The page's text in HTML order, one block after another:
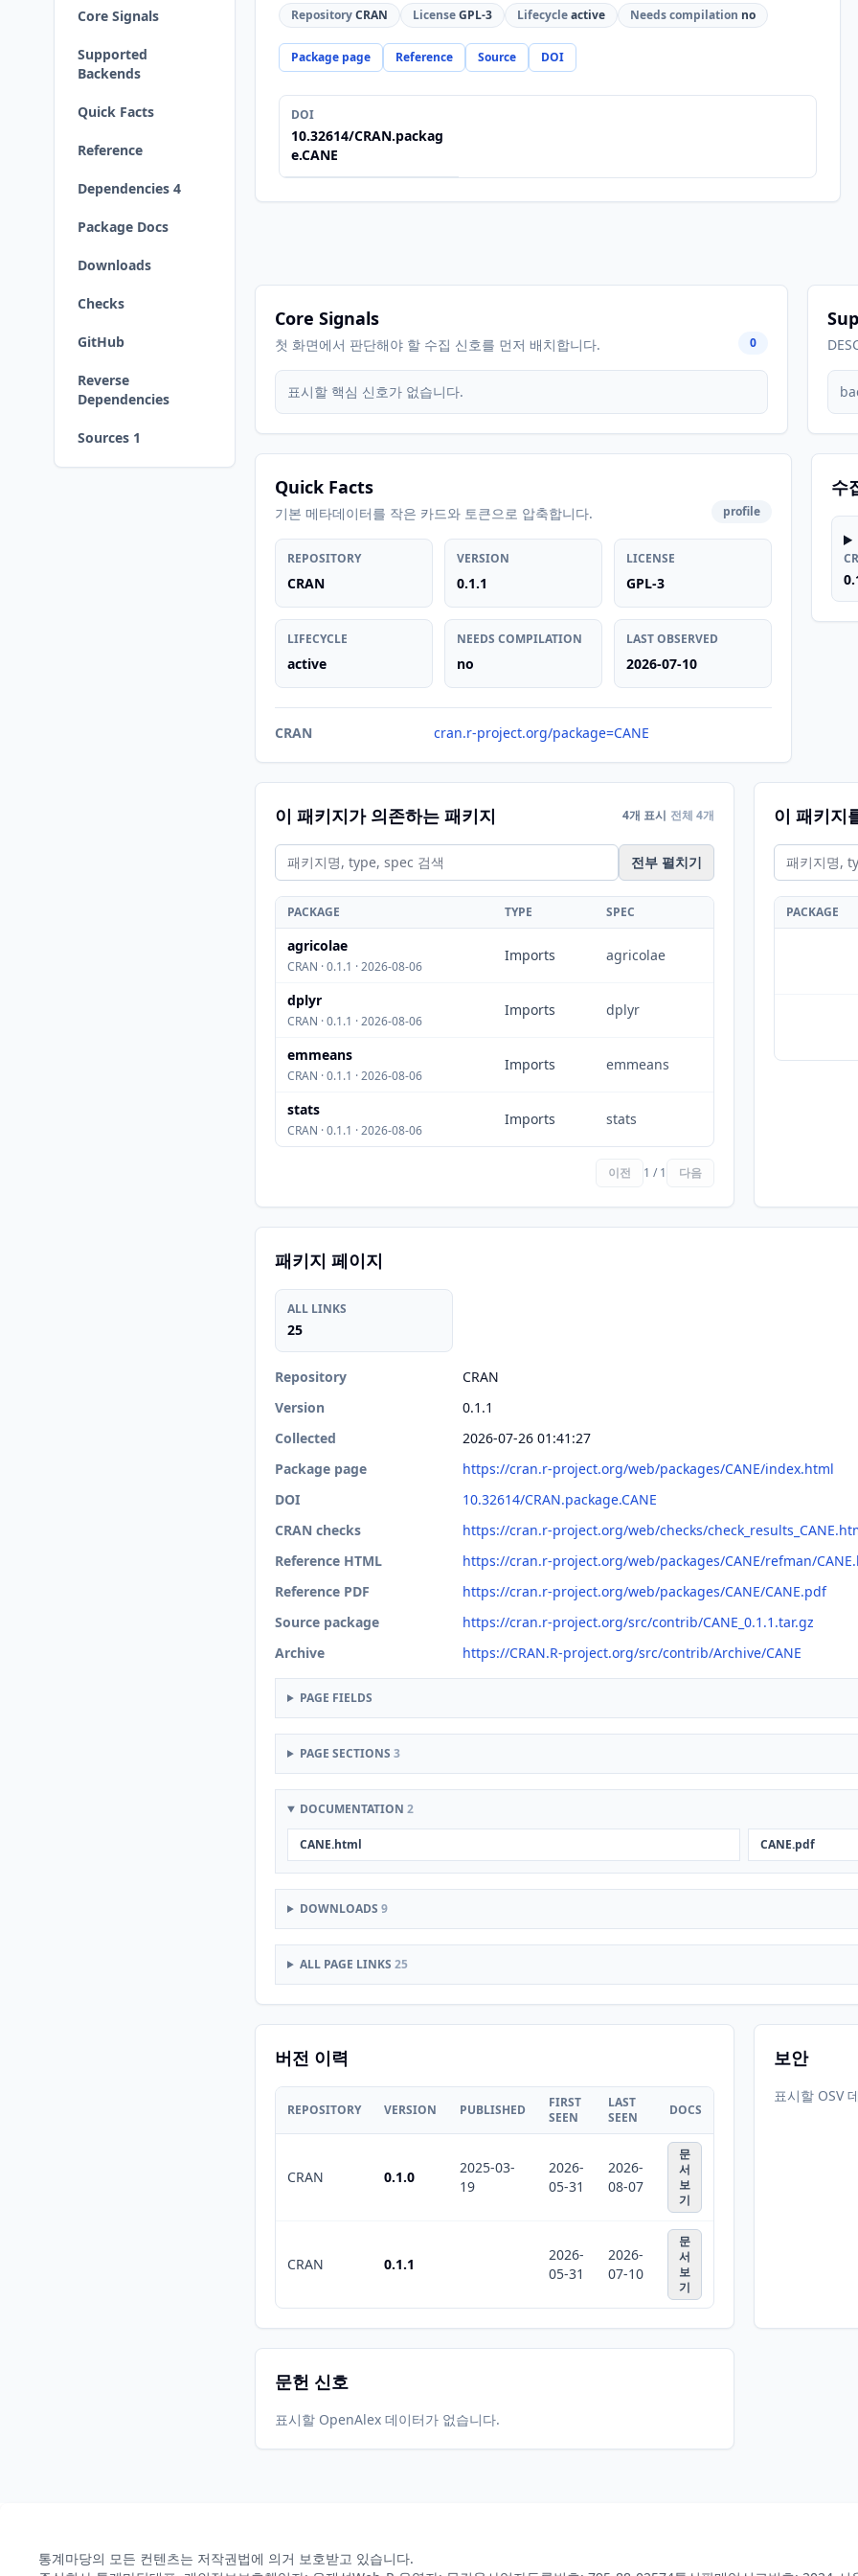
Core Signals
Supported
Backends
Quick Facts
Reference
Dependencies 4
Package Docs
Downloads
Checks
GitHub
Reverse
Dependencies
Sources 1
RepositoryCRAN LicenseGPL-3 Lifecycleactive Needs compilation no
Package page Reference Source DOI
DOI
10.32614/CRAN.packag
e.CANE
Core Signals
첫 화면에서 판단해야 할 수집 신호를 먼저 배치합니다. 0
표시할 핵심 신호가 없습니다.
Quick Facts
기본 메타데이터를 작은 카드와 토큰으로 압축합니다. profile
REPOSITORY
CRAN
VERSION
0.1.1
LICENSE
GPL-3
LIFECYCLE
active
NEEDS COMPILATION
no
LAST OBSERVED
2026-07-10
CRAN cran.r-project.org/package=CANE
수
이 패키지가 의존하는 패키지 4개 표시 전체 4개
전부 펼치기
PACKAGE TYPE SPEC
agricolae
CRAN · 0.1.1 · 2026-08-06
Imports agricolae
dplyr
CRAN · 0.1.1 · 2026-08-06
Imports dplyr
emmeans
CRAN · 0.1.1 · 2026-08-06
Imports emmeans
stats
CRAN · 0.1.1 · 2026-08-06
Imports stats
이전 1 / 1 다음
이 패키지
PACKAGE
패키지 페이지
ALL LINKS
25
Repository
CRAN
Version
0.1.1
Collected
2026-07-26 01:41:27
Package page
https://cran.r-project.org/web/packages/CANE/index.html
DOI
10.32614/CRAN.package.CANE
CRAN checks
https://cran.r-project.org/web/checks/
Reference HTML
https://cran.r-project.org/web/packages/CANE/refman/
Reference PDF
https://cran.r-project.org/web/packages/CANE/CANE.pdf
Source package
https://cran.r-project.org/src/contrib/CANE_0.1.1.tar.gz
Archive
https://CRAN.R-project.org/src/contrib/Archive/CANE
PAGE FIELDS
PAGE SECTIONS 3
DOCUMENTATION 2
CANE.html CANE.pdf
DOWNLOADS 9
ALL PAGE LINKS 25
버전 이력
REPOSITORY VERSION PUBLISHED
FIRST
SEEN
LAST
SEEN
DOCS
CRAN 0.1.0
2025-03-
19
2026-
05-31
2026-
08-07
문
서
보
기
CRAN 0.1.1
2026-
05-31
2026-
07-10
문
서
보
기
보안
표시할 OSV
문헌 신호
표시할 OpenAlex 데이터가 없습니다.
통계마당의 모든 컨텐츠는 저작권법에 의거 보호받고 있습니다.